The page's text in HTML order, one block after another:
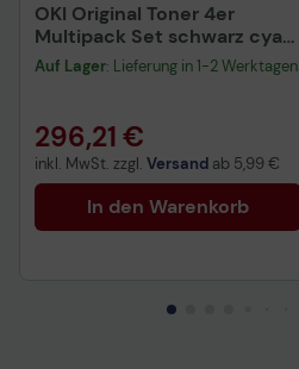
OKI Original Toner 4er
Multipack Set schwarz cyan
magenta gelb (09006260
09006261 09006262
Auf Lager: Lieferung in 1-2 Werktagen
296,21 €
inkl. MwSt. zzgl. Versand ab 5,99 €
In den Warenkorb